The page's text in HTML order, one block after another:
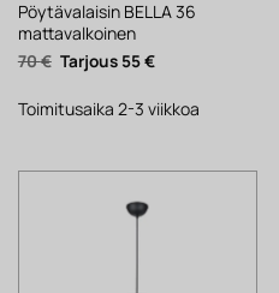
Pöytävalaisin BELLA 36
mattavalkoinen
70€ Alkuperäinen
hinta
70 €.
55€Nykyinen
55 €.
Toimitusaika 2-3 viikkoa